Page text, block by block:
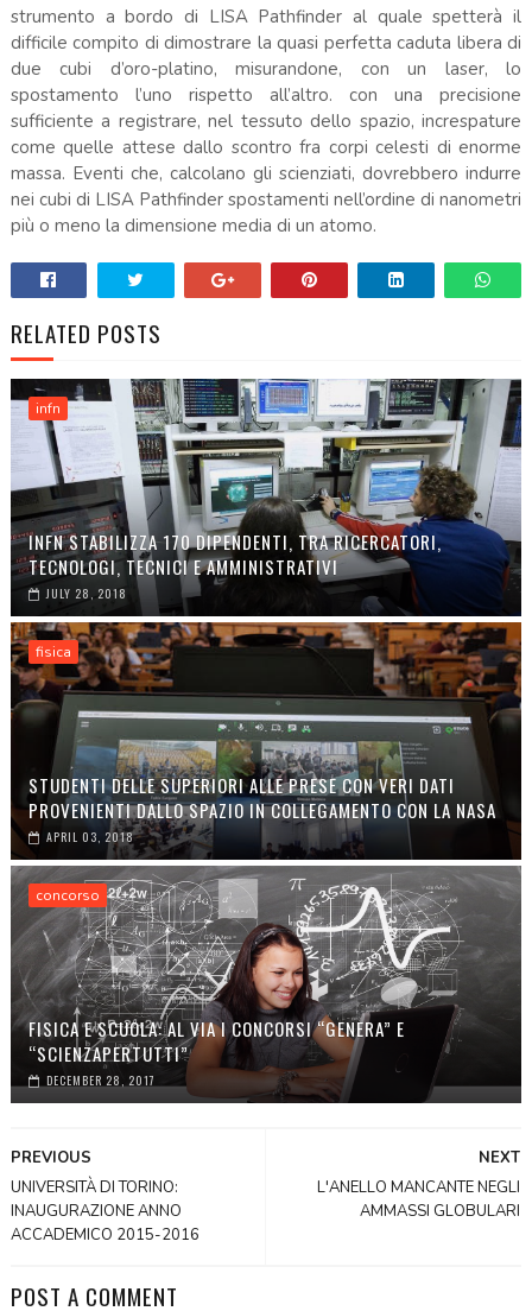
strumento a bordo di LISA Pathfinder al quale spetterà il
difficile compito di dimostrare la quasi perfetta caduta libera di
due cubi d’oro-platino, misurandone, con un laser, lo
spostamento l’uno rispetto all’altro. con una precisione
sufficiente a registrare, nel tessuto dello spazio, increspature
come quelle attese dallo scontro fra corpi celesti di enorme
massa. Eventi che, calcolano gli scienziati, dovrebbero indurre
nei cubi di LISA Pathfinder spostamenti nell’ordine di nanometri
più o meno la dimensione media di un atomo.
RELATED POSTS
infn
INFN STABILIZZA 170 DIPENDENTI, TRA RICERCATORI,
TECNOLOGI, TECNICI E AMMINISTRATIVI
JULY 28, 2018
fisica
STUDENTI DELLE SUPERIORI ALLE PRESE CON VERI DATI
PROVENIENTI DALLO SPAZIO IN COLLEGAMENTO CON LA NASA
APRIL 03, 2018
concorso
FISICA E SCUOLA: AL VIA I CONCORSI “GENERA” E
“SCIENZAPERTUTTI”
DECEMBER 28, 2017
NEXT
L'ANELLO MANCANTE NEGLI
AMMASSI GLOBULARI
PREVIOUS
UNIVERSITÀ DI TORINO:
INAUGURAZIONE ANNO
ACCADEMICO 2015-2016
POST A COMMENT